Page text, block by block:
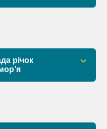
Дунаю
річок